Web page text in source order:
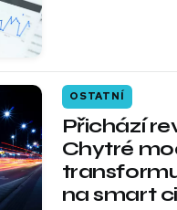
Přichází
Chytré
na smart
OSTATNÍ